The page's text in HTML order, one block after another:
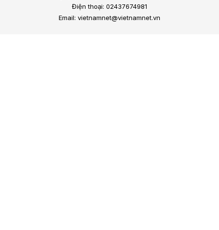
Điện thoại: 02437674981
Email: vietnamnet@vietnamnet.vn